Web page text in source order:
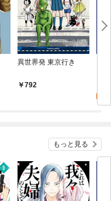
異世界発 東京行き
792
もっと見る